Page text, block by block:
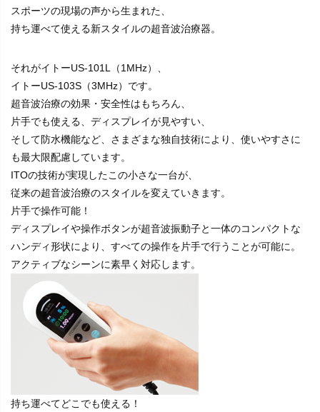
スポーツの現場の声から生まれた、
持ち運べて使える新スタイルの超音波治療器。
それがイトーUS-101L（1MHz）、
イトーUS-103S（3MHz）です。
超音波治療の効果・安全性はもちろん、
片手でも使える、ディスプレイが見やすい、
そして防水機能など、さまざまな独自技術により、使いやすさに
も最大限配慮しています。
ITOの技術が実現したこの小さな一台が、
従来の超音波治療のスタイルを変えていきます。
片手で操作可能！
ディスプレイや操作ボタンが超音波振動子と一体のコンパクトな
ハンディ形状により、すべての操作を片手で行うことが可能に。
アクティブなシーンに素早く対応します。
持ち運べてどこでも使える！